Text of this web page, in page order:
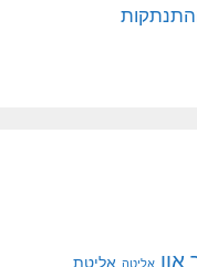
און אליטה אליטת